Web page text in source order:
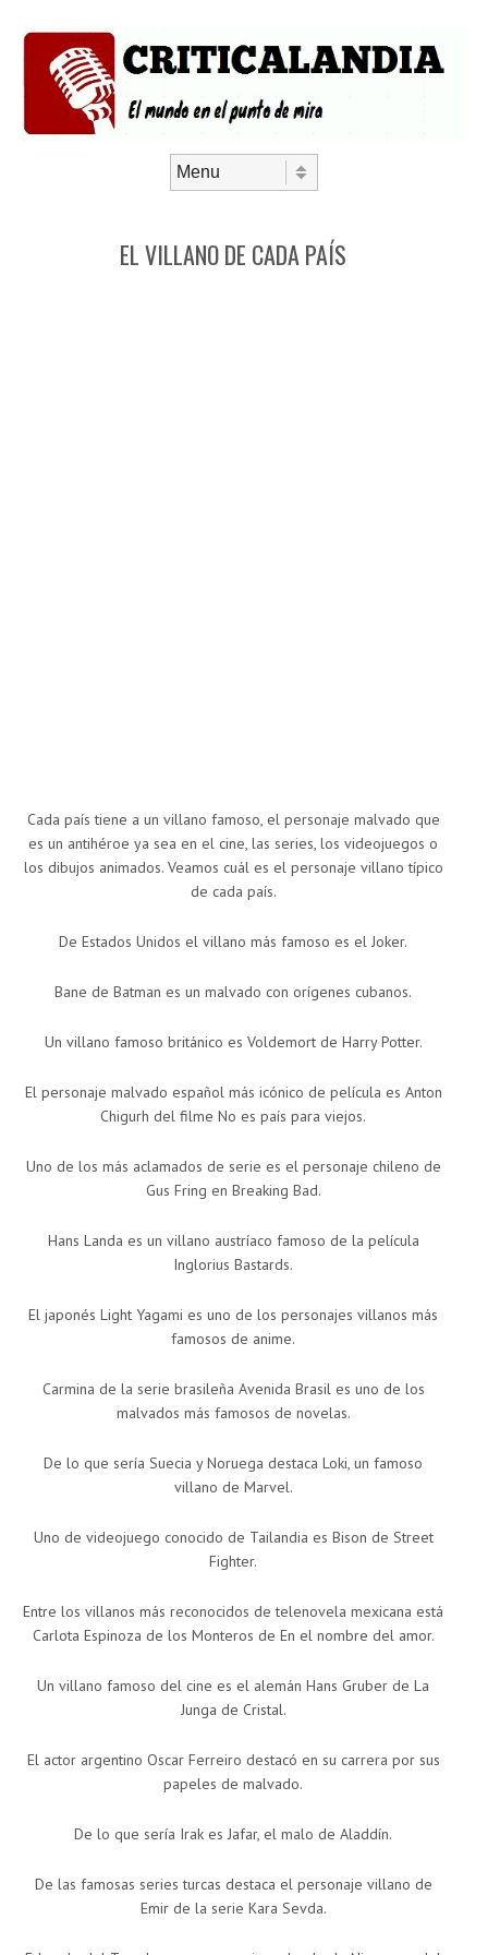
EL VILLANO DE CADA PAÍS
Cada país tiene a un villano famoso, el personaje malvado que
es un antihéroe ya sea en el cine, las series, los videojuegos o
los dibujos animados. Veamos cuál es el personaje villano típico
de cada país.
De Estados Unidos el villano más famoso es el Joker.
Bane de Batman es un malvado con orígenes cubanos.
Un villano famoso británico es Voldemort de Harry Potter.
El personaje malvado español más icónico de película es Anton
Chigurh del filme No es país para viejos.
Uno de los más aclamados de serie es el personaje chileno de
Gus Fring en Breaking Bad.
Hans Landa es un villano austríaco famoso de la película
Inglorius Bastards.
El japonés Light Yagami es uno de los personajes villanos más
famosos de anime.
Carmina de la serie brasileña Avenida Brasil es uno de los
malvados más famosos de novelas.
De lo que sería Suecia y Noruega destaca Loki, un famoso
villano de Marvel.
Uno de videojuego conocido de Tailandia es Bison de Street
Fighter.
Entre los villanos más reconocidos de telenovela mexicana está
Carlota Espinoza de los Monteros de En el nombre del amor.
Un villano famoso del cine es el alemán Hans Gruber de La
Junga de Cristal.
El actor argentino Oscar Ferreiro destacó en su carrera por sus
papeles de malvado.
De lo que sería Irak es Jafar, el malo de Aladdín.
De las famosas series turcas destaca el personaje villano de
Emir de la serie Kara Sevda.